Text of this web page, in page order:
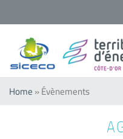
contenu
Home »Évènements